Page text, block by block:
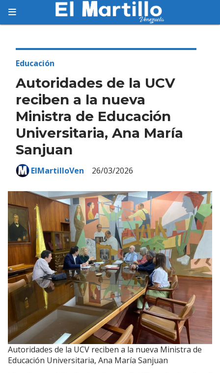
Autoridades de la UCV
reciben a la nueva
Ministra de Educación
Universitaria, Ana María
Sanjuan
Educación
26/03/2026
ElMartilloVen
Autoridades de la UCV reciben a la nueva Ministra de
Educación Universitaria, Ana María Sanjuan
Suscríbete
Suscríbete a nuestro servicio gratuito de
información diaria en tu email.
Suscribirme